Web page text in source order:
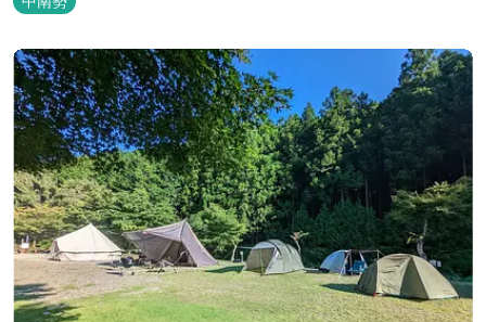
にはホタルが飛び交う「メダカ池」や、約９０００本のあじさいが
植えられた「あじさいの小径」を散策し、遠い昔に過ごした懐かし
い田舎にタイムスリップしてみま...